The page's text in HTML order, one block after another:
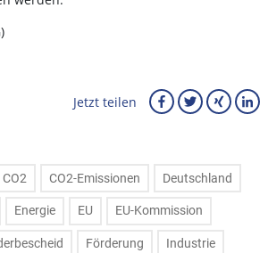
Jetzt teilen
CO2 CO2-Emissionen Deutschland
Energie EU EU-Kommission
Förderung Industrie